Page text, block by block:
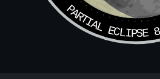
若还临限又逢凶，恶死
刃叠凶主凶
PARTIAL